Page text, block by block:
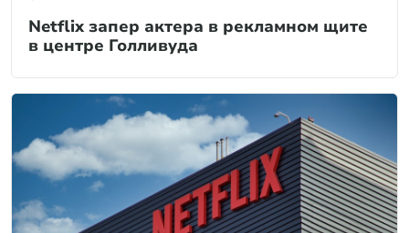
Netflix запер актера в рекламном щите
в центре Голливуда